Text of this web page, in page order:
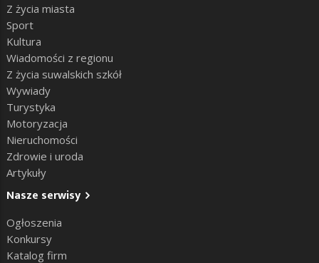
Z życia miasta
Sport
Kultura
Wiadomości z regionu
Z życia suwalskich szkół
Wywiady
Turystyka
Motoryzacja
Nieruchomości
Zdrowie i uroda
Artykuły
Nasze serwisy
Ogłoszenia
Konkursy
Katalog firm